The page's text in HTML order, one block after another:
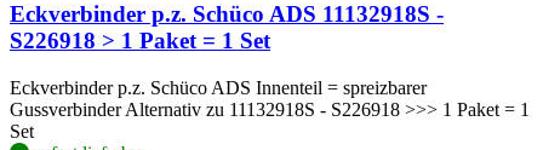
Eckverbinder p.z. Schüco ADS 11132918S -
S226918 > 1 Paket = 1 Set
Eckverbinder p.z. Schüco ADS Innenteil = spreizbarer
Gussverbinder Alternativ zu 11132918S - S226918 >>> 1 Paket = 1
Set